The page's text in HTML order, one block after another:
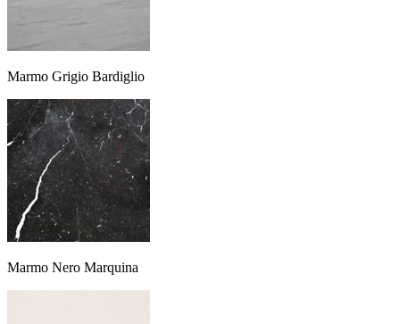
Marmo Grigio Bardiglio
Marmo Nero Marquina